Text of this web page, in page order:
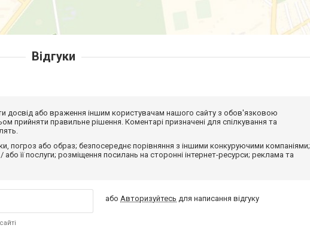
Відгуки
досвід або враження іншим користувачам нашого сайту з обов'язковою
прийняти правильне рішення. Коментарі призначені для спілкування та
погроз або образ; безпосереднє порівняння з іншими конкуруючими компаніями;
її послуги; розміщення посилань на сторонні інтернет-ресурси; реклама та
абоАвторизуйтесь для написання відгуку